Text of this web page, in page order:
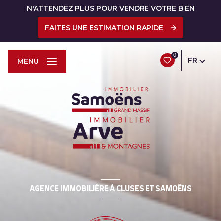
N'ATTENDEZ PLUS POUR VENDRE VOTRE BIEN
FAITES UNE ESTIMATION RAPIDE
0
FR
MENU
AGENCE IMMOBILIÈRE À CLUSES ET SAMOËNS